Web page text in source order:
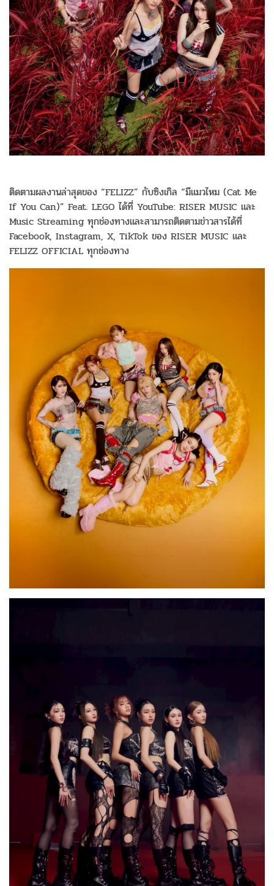
ติดตามผลงานล่าสุดของ “FELIZZ” กับซิงเกิล “มีแมวไหม (Cat Me
If You Can)” Feat. LEGO ได้ที่ YouTube: RISER MUSIC และ
Music Streaming ทุกช่องทางและสามารถติดตามข่าวสารได้ที่
Facebook, Instagram, X, TikTok ของ RISER MUSIC และ
FELIZZ OFFICIAL ทุกช่องทาง